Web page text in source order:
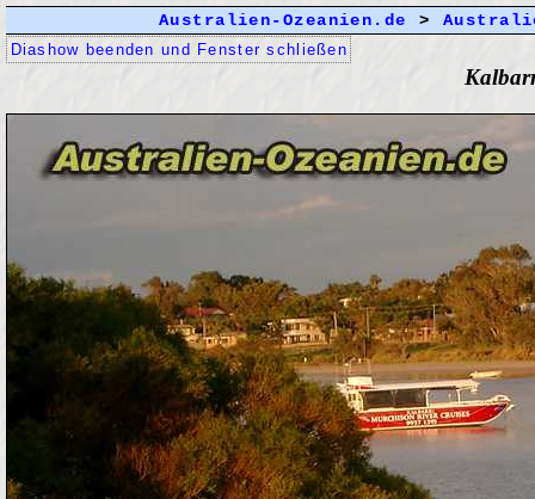
Australien-Ozeanien.de >
Diashow beenden und Fenster schließen